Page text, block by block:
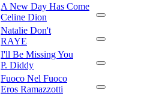
A New Day Has Come
Celine Dion
Natalie Don't
RAYE
I'll Be Missing You
P. Diddy
Fuoco Nel Fuoco
Eros Ramazzotti